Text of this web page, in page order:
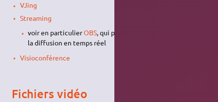
VJing
Streaming
voir en particulierOBS, qui permet le
la diffusion en temps réel
Visioconférence
Fichiers vidéo